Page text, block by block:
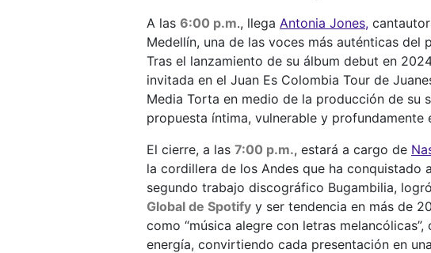
A las 6:00 p.m., llega Antonia Jones,
Medellín, una de las voces más auténticas del
Tras el lanzamiento de su álbum debut en
invitada en el Juan Es Colombia Tour de
Media Torta en medio de la producción de su
propuesta íntima, vulnerable y profundamente
El cierre, a las 7:00 p.m., estará a cargo de
la cordillera de los Andes que ha conquistado
segundo trabajo discográfico Bugambilia,
Global de Spotify y ser tendencia en más de
como “música alegre con letras
energía, convirtiendo cada presentación en